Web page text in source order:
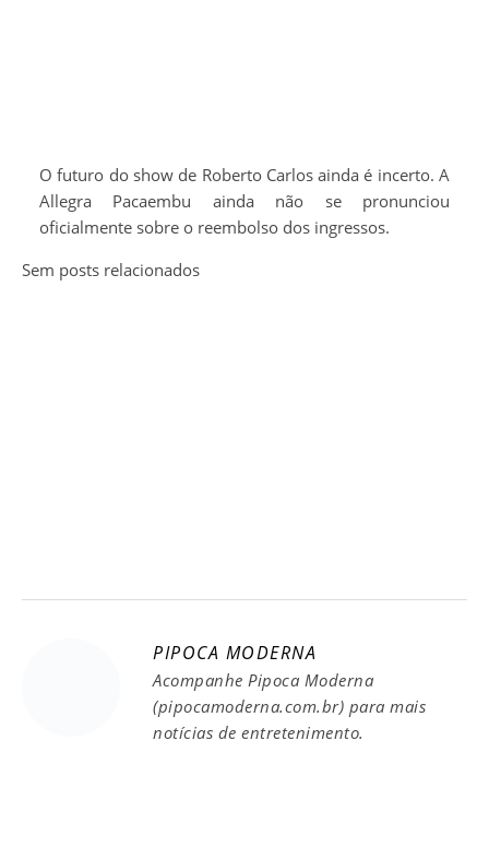
O futuro do show de Roberto Carlos ainda é incerto. A
Allegra Pacaembu ainda não se pronunciou
oficialmente sobre o reembolso dos ingressos.
Sem posts relacionados
PIPOCA MODERNA
Acompanhe Pipoca Moderna
(pipocamoderna.com.br) para mais
notícias de entretenimento.